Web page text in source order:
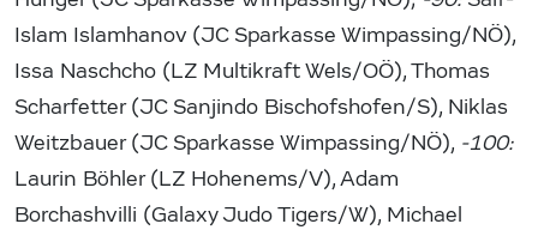
Islam Islamhanov (JC Sparkasse Wimpassing/NÖ),
Issa Naschcho (LZ Multikraft Wels/OÖ), Thomas
Scharfetter (JC Sanjindo Bischofshofen/S), Niklas
Weitzbauer (JC Sparkasse Wimpassing/NÖ), -100:
Laurin Böhler (LZ Hohenems/V), Adam
Borchashvilli (Galaxy Judo Tigers/W), Michael